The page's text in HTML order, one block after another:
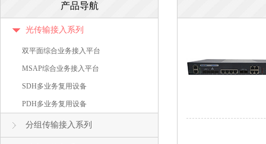
产品导航
光传输接入系列
双平面综合业务接入平台
MSAP综合业务接入平台
SDH多业务复用设备
PDH多业务复用设备
分组传输接入系列